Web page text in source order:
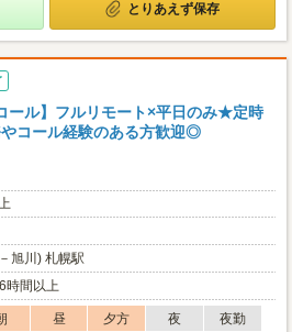
とりあえず保存
ール】フルリモート×平日のみ★定時
コール経験のある方歓迎◎
旭川) 札幌駅
時間以上
昼 夕方 夜
夜勤